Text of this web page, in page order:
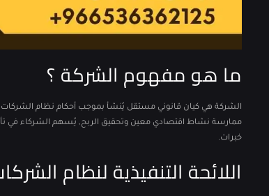
ما هو مفهوم الشركة ؟
الشركة هي كيان قانوني مستقل يُنشأ بموجب أحكام نظام
ممارسة نشاط اقتصادي معين وتحقيق الربح, يُسهم الشركاء في
خبرات.
اللائحة التنفيذية لنظام